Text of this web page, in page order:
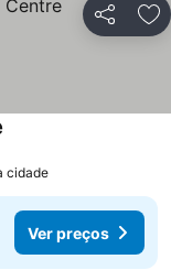
Partilhar
cidade
Ver preços